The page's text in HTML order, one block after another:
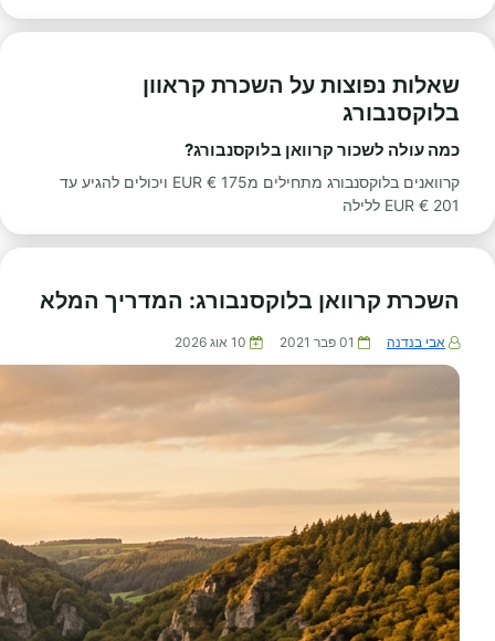
שאלות נפוצות על השכרת קראוון
בלוקסנבורג
כמה עולה לשכור קרוואן בלוקסנבורג?
קרוואנים בלוקסנבורג מתחילים מ175 € EUR ויכולים להגיע עד
201 € EUR ללילה
השכרת קרוואן בלוקסנבורג: המדריך המלא
אבי בנדנה 01 פבר 2021 10 אוג 2026